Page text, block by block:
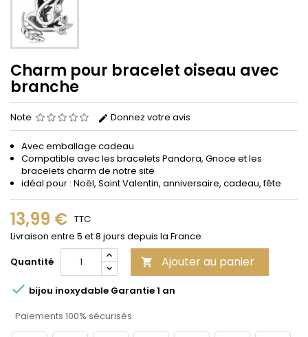
Charm pour bracelet oiseau avec
branche
Note Donnez votre avis
Avec emballage cadeau
Compatible avec les bracelets Pandora, Gnoce et les
bracelets charm de notre site
idéal pour : Noël, Saint Valentin, anniversaire, cadeau, fête
13,99 € TTC
Livraison entre 5 et 8 jours depuis la France
Quantité
 Ajouter au panier
 bijou inoxydable Garantie 1 an
Paiements 100% sécurisés